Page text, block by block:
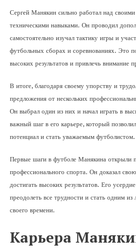
Сергей Манякин сильно работал над
техническими навыками. Он проводил
самостоятельно изучал тактику игры и
футбольных сборах и соревнованиях. Это
высоких результатов и привлечь внимание
В итоге, благодаря своему упорству и
предложения от нескольких
Он выбрал один из них и начал играть в
важный шаг в его карьере, который
потенциал и стать уважаемым футболистом.
Первые шаги в футболе Манякина открыли
профессионального спорта. Он доказал
достигать высоких результатов. Его
преодолеть все трудности и стать одним
своего времени.
Карьера